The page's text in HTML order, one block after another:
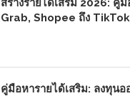
สร้างรายได้เสริม 2026: คู่
Grab, Shopee ถึง TikTok
คู่มือหารายได้เสริม: ลงทุน